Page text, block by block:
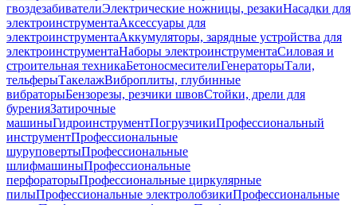
гвоздезабивателиЭлектрические ножницы, резакиНасадки для
электроинструментаАксессуары для
электроинструментаАккумуляторы, зарядные устройства для
электроинструментаНаборы электроинструментаСиловая и
строительная техникаБетоносмесителиГенераторыТали,
тельферыТакелажВиброплиты, глубинные
вибраторыБензорезы, резчики швовСтойки, дрели для
буренияЗатирочные
машиныГидроинструментПогрузчикиПрофессиональный
инструментПрофессиональные
шуруповертыПрофессиональные
шлифмашиныПрофессиональные
перфораторыПрофессиональные циркулярные
пилыПрофессиональные электролобзикиПрофессиональные